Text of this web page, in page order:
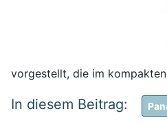
vorgestellt, die im